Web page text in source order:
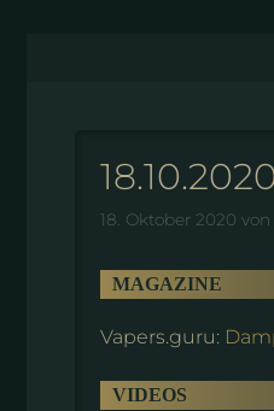
18.10.2020
18. Oktober 2020 von
MAGAZINE
Vapers.guru:
VIDEOS